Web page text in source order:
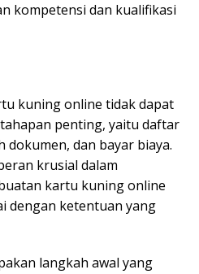
kompetensi dan kualifikasi
kuning online tidak dapat
penting, yaitu daftar
dan bayar biaya.
krusial dalam
kartu kuning online
dengan ketentuan yang
langkah awal yang